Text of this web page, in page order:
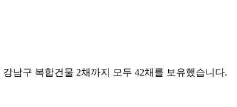
남구 복합건물 2채까지 모두 42채를 보유했습니다.